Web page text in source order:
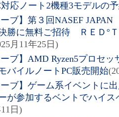
応ノート2機種3モデルの
ーブ】第３回NASEF
勝に無料ご招待 ＲＥＤ°
月11年25日)
ーブ】AMD Ryzen5プロセ
バイルノートPC販売開始
ーブ】ゲーム系イベント
が参加するベントでハイ
日)